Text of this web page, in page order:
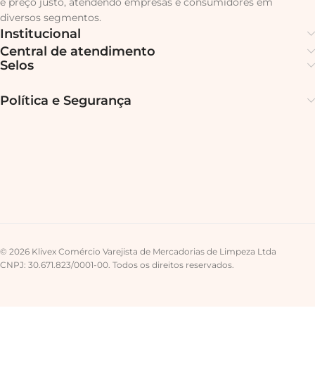
diversos segmentos.
Institucional
Central de atendimento
Selos
Política e Segurança
© 2026 Klivex Comércio Varejista de Mercadorias de Limpeza Ltda
CNPJ: 30.671.823/0001-00. Todos os direitos reservados.